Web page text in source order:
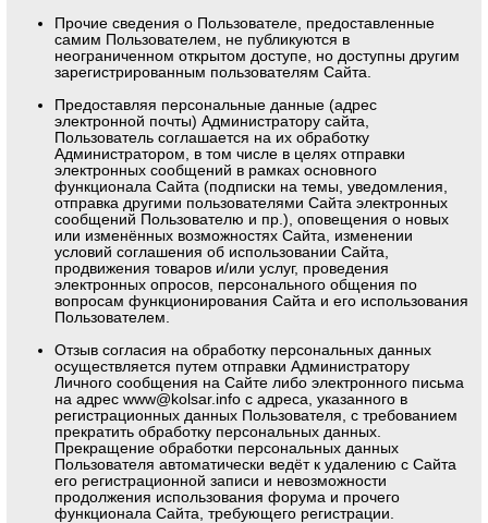
Прочие сведения о Пользователе, предоставленные
самим Пользователем, не публикуются в
неограниченном открытом доступе, но доступны другим
зарегистрированным пользователям Сайта.
Предоставляя персональные данные (адрес
электронной почты) Администратору сайта,
Пользователь соглашается на их обработку
Администратором, в том числе в целях отправки
электронных сообщений в рамках основного
функционала Сайта (подписки на темы, уведомления,
отправка другими пользователями Сайта электронных
сообщений Пользователю и пр.), оповещения о новых
или изменённых возможностях Сайта, изменении
условий соглашения об использовании Сайта,
продвижения товаров и/или услуг, проведения
электронных опросов, персонального общения по
вопросам функционирования Сайта и его использования
Пользователем.
Отзыв согласия на обработку персональных данных
осуществляется путем отправки Администратору
Личного сообщения на Сайте либо электронного письма
на адресwww@kolsar.info с адреса, указанного в
регистрационных данных Пользователя, с требованием
прекратить обработку персональных данных.
Прекращение обработки персональных данных
Пользователя автоматически ведёт к удалению с Сайта
его регистрационной записи и невозможности
продолжения использования форума и прочего
функционала Сайта, требующего регистрации.